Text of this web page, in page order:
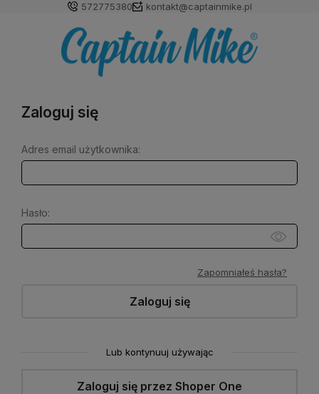
572775380 kontakt@captainmike.pl
Zaloguj się
Adres email użytkownika:
Hasło:
Zapomniałeś hasła?
Zaloguj się
Lub kontynuuj używając
Zaloguj się przez Shoper One